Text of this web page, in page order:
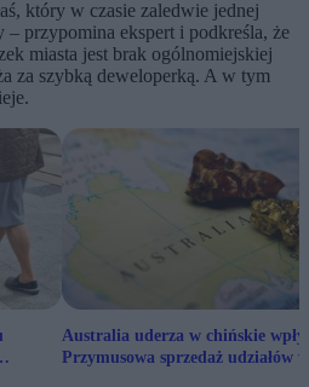
który w czasie zaledwie jednej
– przypomina ekspert i podkreśla, że
miasta jest brak ogólnomiejskiej
za szybką deweloperką. A w tym
Australia uderza w chińskie
Przymusowa sprzedaż udziałów w